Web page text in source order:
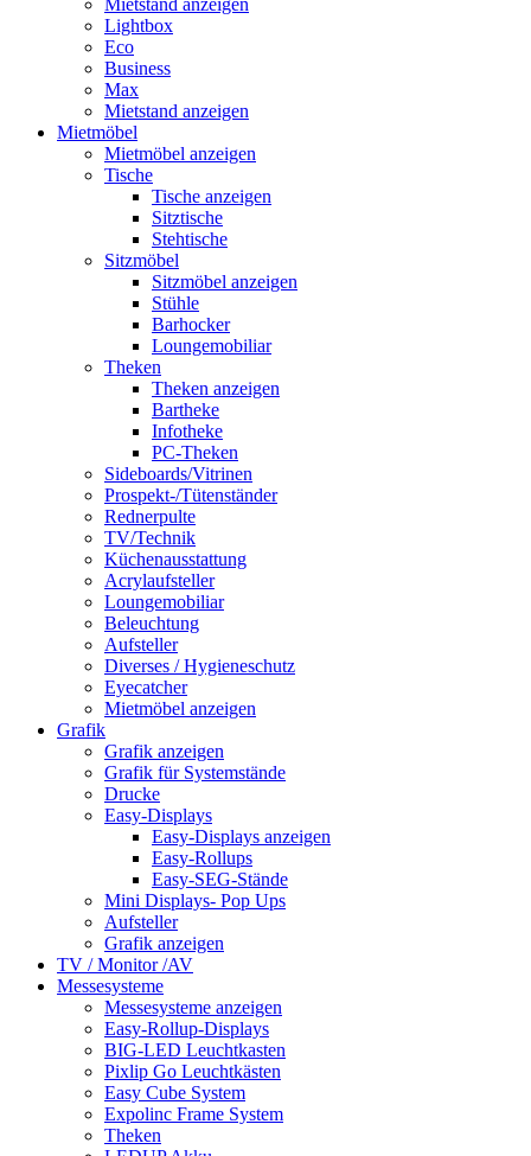
Mietstand anzeigen
Lightbox
Eco
Business
Max
Mietstand anzeigen
Mietmöbel
Mietmöbel anzeigen
Tische
Tische anzeigen
Sitztische
Stehtische
Sitzmöbel
Sitzmöbel anzeigen
Stühle
Barhocker
Loungemobiliar
Theken
Theken anzeigen
Bartheke
Infotheke
PC-Theken
Sideboards/Vitrinen
Prospekt-/Tütenständer
Rednerpulte
TV/Technik
Küchenausstattung
Acrylaufsteller
Loungemobiliar
Beleuchtung
Aufsteller
Diverses / Hygieneschutz
Eyecatcher
Mietmöbel anzeigen
Grafik
Grafik anzeigen
Grafik für Systemstände
Drucke
Easy-Displays
Easy-Displays anzeigen
Easy-Rollups
Easy-SEG-Stände
Mini Displays- Pop Ups
Aufsteller
Grafik anzeigen
TV / Monitor /AV
Messesysteme
Messesysteme anzeigen
Easy-Rollup-Displays
BIG-LED Leuchtkasten
Pixlip Go Leuchtkästen
Easy Cube System
Expolinc Frame System
Theken